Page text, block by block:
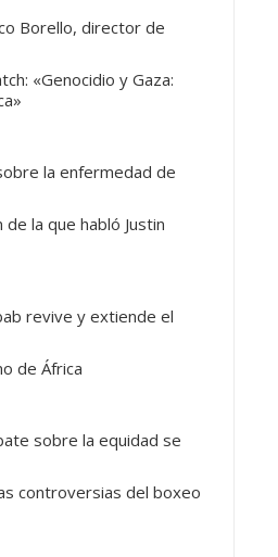
Borello, director de
«Genocidio y Gaza:
la enfermedad de
de la que habló Justin
revive y extiende el
de África
sobre la equidad se
controversias del boxeo